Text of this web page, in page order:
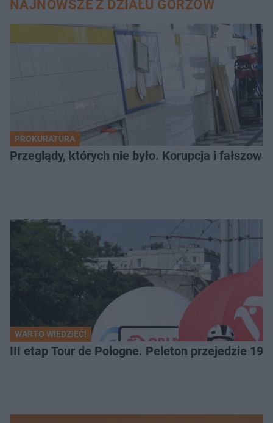
NAJNOWSZE Z DZIAŁU GORZÓW
PROKURATURA
Przeglądy, których nie było. Korupcja i
WARTO WIEDZIEĆ!
III etap Tour de Pologne. Peleton przejedzie